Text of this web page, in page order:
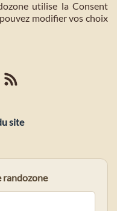
utilise la Consent
modifier vos choix
site
randozone